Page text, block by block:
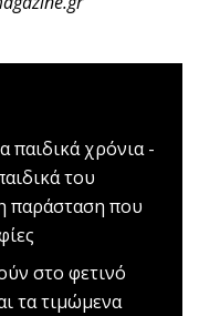
παιδικά χρόνια -
του
παράσταση που
στο φετινό
τα τιμώμενα